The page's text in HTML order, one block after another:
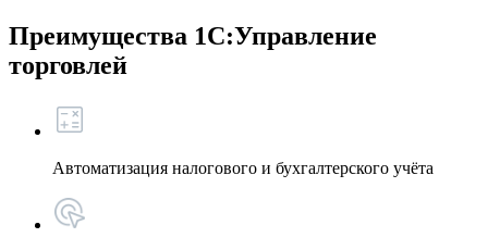
Преимущества 1С:Управление
торговлей
Автоматизация налогового и бухгалтерского учёта